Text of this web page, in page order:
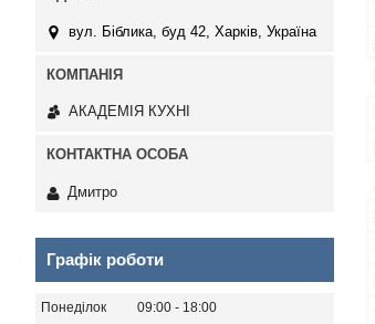
вул. Біблика, буд 42, Харків, Україна
АКАДЕМІЯ КУХНІ
Дмитро
Графік роботи
Понеділок 09:00
18:00